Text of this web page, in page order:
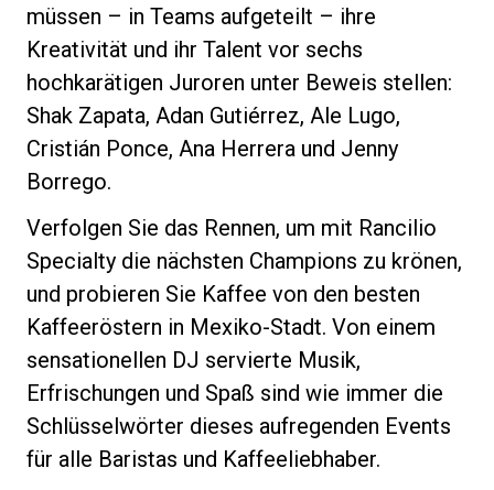
müssen – in Teams aufgeteilt – ihre
Kreativität und ihr Talent vor sechs
hochkarätigen Juroren unter Beweis stellen:
Shak Zapata, Adan Gutiérrez, Ale Lugo,
Cristián Ponce, Ana Herrera und Jenny
Borrego.
Verfolgen Sie das Rennen, um mit Rancilio
Specialty die nächsten Champions zu krönen,
und probieren Sie Kaffee von den besten
Kaffeeröstern in Mexiko-Stadt. Von einem
sensationellen DJ servierte Musik,
Erfrischungen und Spaß sind wie immer die
Schlüsselwörter dieses aufregenden Events
für alle Baristas und Kaffeeliebhaber.
Datenschutzerklärung